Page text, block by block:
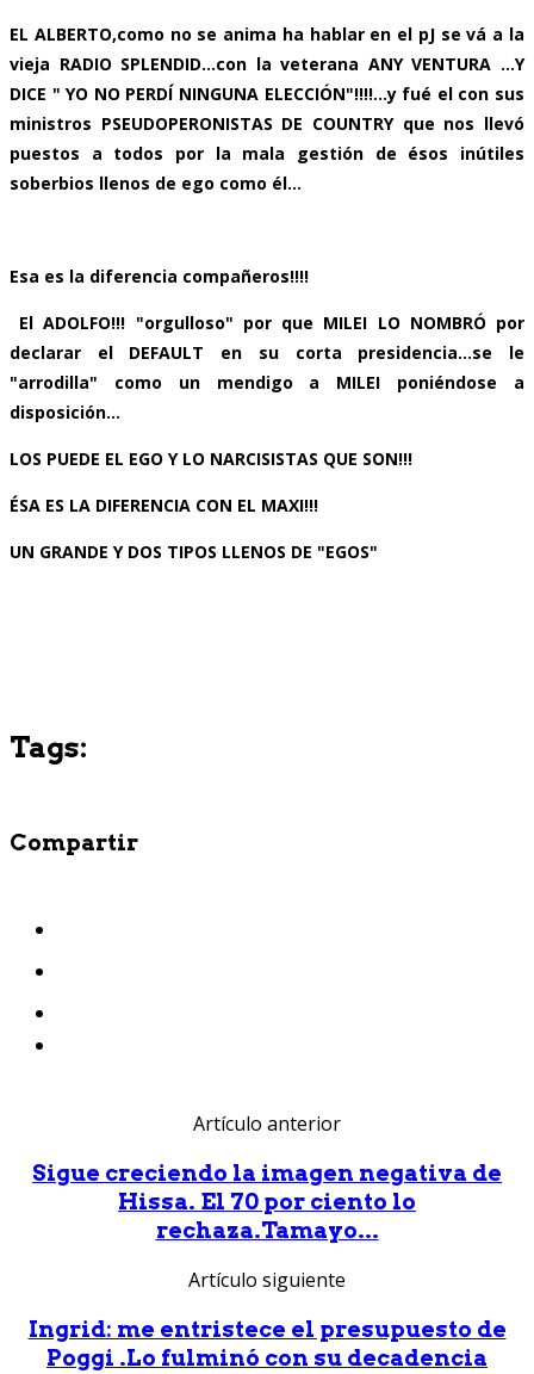
EL ALBERTO,como no se anima ha hablar en el pJ se vá a la
vieja RADIO SPLENDID...con la veterana ANY VENTURA ...Y
DICE " YO NO PERDÍ NINGUNA ELECCIÓN"!!!!...y fué el con sus
ministros PSEUDOPERONISTAS DE COUNTRY que nos llevó
puestos a todos por la mala gestión de ésos inútiles
soberbios llenos de ego como él...
Esa es la diferencia compañeros!!!!
El ADOLFO!!! "orgulloso" por que MILEI LO NOMBRÓ por
declarar el DEFAULT en su corta presidencia...se le
"arrodilla" como un mendigo a MILEI poniéndose a
disposición...
LOS PUEDE EL EGO Y LO NARCISISTAS QUE SON!!!
ÉSA ES LA DIFERENCIA CON EL MAXI!!!
UN GRANDE Y DOS TIPOS LLENOS DE "EGOS"
Tags:
Compartir
Artículo anterior
Sigue creciendo la imagen negativa de
Hissa. El 70 por ciento lo
rechaza.Tamayo...
Artículo siguiente
Ingrid: me entristece el presupuesto de
Poggi .Lo fulminó con su decadencia